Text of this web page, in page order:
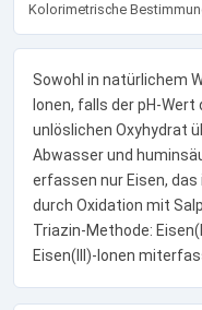
Kolorimetrische
Sowohl in natürlichem
Ionen, falls der pH-
unlöslichen Oxyhydrat
Abwasser und
erfassen nur Eisen,
durch Oxidation mit
Triazin-Methode:
Eisen(III)-Ionen